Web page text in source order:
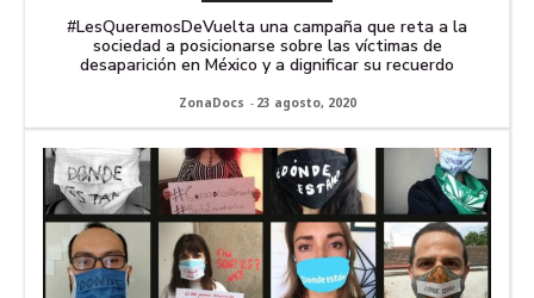
#LesQueremosDeVuelta una campaña que reta a la
sociedad a posicionarse sobre las víctimas de
desaparición en México y a dignificar su recuerdo
ZonaDocs - 23 agosto, 2020